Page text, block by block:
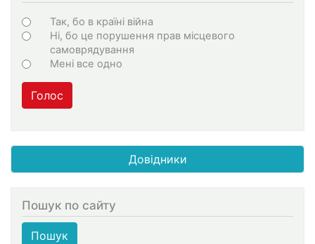
Варіанти
Так, бо в країні війна
Ні, бо це порушення прав місцевого
самоврядування
Мені все одно
Голос
Довідники
Пошук по сайту
Пошук